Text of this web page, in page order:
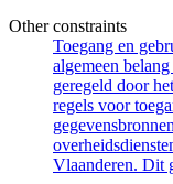
Other constraints
Toegang en
algemeen
geregeld door
regels voor
Vlaanderen. Dit